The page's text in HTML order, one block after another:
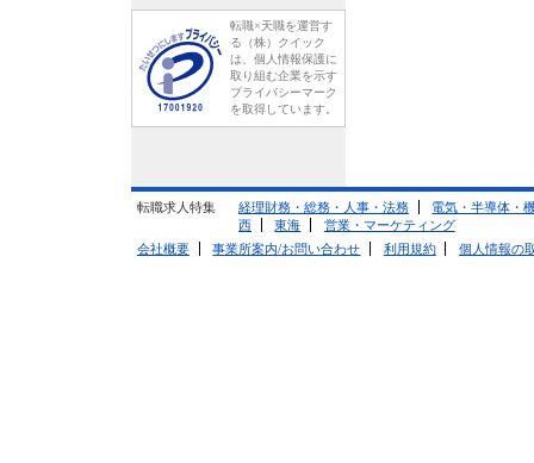
転職×天職を運営す
る（株）クイック
は、個人情報保護に
取り組む企業を示す
プライバシーマーク
を取得しています。
転職求人特集 経理財務・総務・人事・法務
電気・半導体・
西
東海
営業・マーケティング
会社概要
事業所案内/お問い合わせ 利用規約 個人情報の